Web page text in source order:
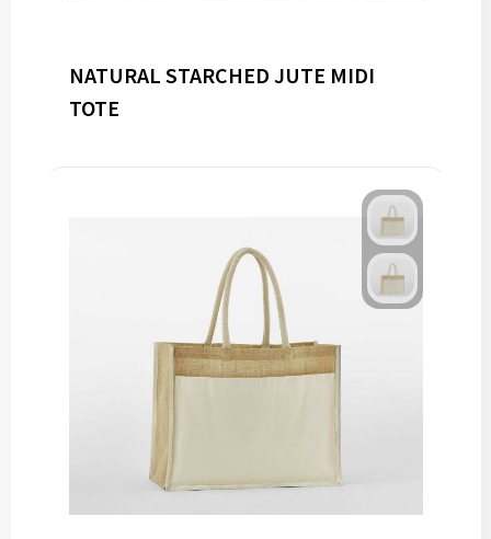
NATURAL STARCHED JUTE MIDI
TOTE